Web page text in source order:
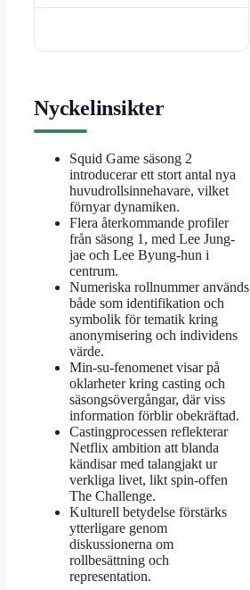
Nyckelinsikter
Squid Game säsong 2
introducerar ett stort antal nya
huvudrollsinnehavare, vilket
förnyar dynamiken.
Flera återkommande profiler
från säsong 1, med Lee Jung-
jae och Lee Byung-hun i
centrum.
Numeriska rollnummer används
både som identifikation och
symbolik för tematik kring
anonymisering och individens
värde.
Min-su-fenomenet visar på
oklarheter kring casting och
säsongsövergångar, där viss
information förblir obekräftad.
Castingprocessen reflekterar
Netflix ambition att blanda
kändisar med talangjakt ur
verkliga livet, likt spin-offen
The Challenge.
Kulturell betydelse förstärks
ytterligare genom
diskussionerna om
rollbesättning och
representation.